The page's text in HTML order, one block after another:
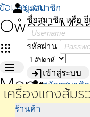
ข้อมูลชุมชน
Owner
apps
personมุมสมาชิก
ชื่อสมาชิก หรือ อี
รหัสผ่าน
loginเข้าสู่ระบบ
person_addสมัครสมาชิก
menu
Menu
หน้าiMed@home
ดาวน์โหลด
ร้าน
เครื่องแกงส้มร
ร้านค้า